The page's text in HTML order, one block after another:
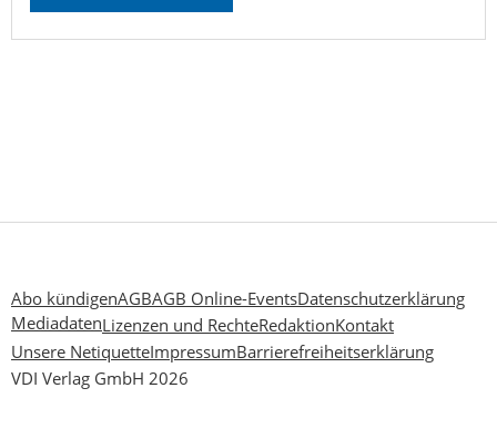
Abo kündigenAGBAGB Online-EventsDatenschutzerklärung
MediadatenLizenzen und RechteRedaktionKontakt
Unsere NetiquetteImpressumBarrierefreiheitserklärung
VDI Verlag GmbH 2026